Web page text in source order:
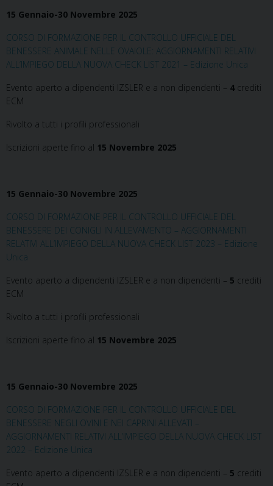
15 Gennaio-30 Novembre 2025
CORSO DI FORMAZIONE PER IL CONTROLLO UFFICIALE DEL
BENESSERE ANIMALE NELLE OVAIOLE: AGGIORNAMENTI RELATIVI
ALL’IMPIEGO DELLA NUOVA CHECK LIST 2021 – Edizione Unica
Evento aperto a dipendenti IZSLER e a non dipendenti – 4crediti
ECM
Rivolto a tutti i profili professionali
Iscrizioni aperte fino al 15 Novembre 2025
15 Gennaio-30 Novembre 2025
CORSO DI FORMAZIONE PER IL CONTROLLO UFFICIALE DEL
BENESSERE DEI CONIGLI IN ALLEVAMENTO – AGGIORNAMENTI
RELATIVI ALL’IMPIEGO DELLA NUOVA CHECK LIST 2023 – Edizione
Unica
Evento aperto a dipendenti IZSLER e a non dipendenti – 5 crediti
ECM
Rivolto a tutti i profili professionali
Iscrizioni aperte fino al 15 Novembre 2025
15 Gennaio-30 Novembre 2025
CORSO DI FORMAZIONE PER IL CONTROLLO UFFICIALE DEL
BENESSERE NEGLI OVINI E NEI CAPRINI ALLEVATI –
AGGIORNAMENTI RELATIVI ALL’IMPIEGO DELLA NUOVA CHECK LIST
2022 – Edizione Unica
Evento aperto a dipendenti IZSLER e a non dipendenti – 5 crediti